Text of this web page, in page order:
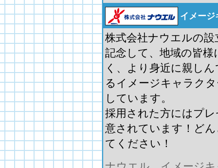
イメージ
株式会社ナウエルの設
記念して、地域の皆様
く、より身近に親し
るイメージキャラク
しています。
採用された方にはプ
意されています！ど
てください！